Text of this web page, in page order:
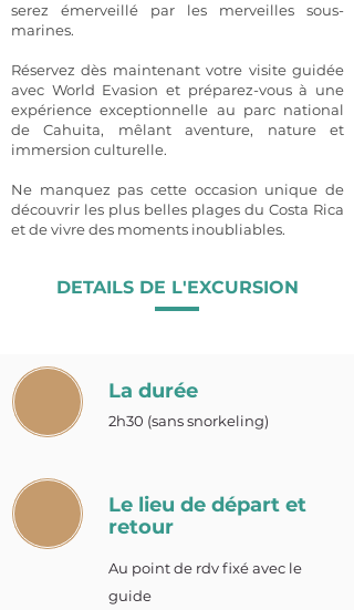
serez émerveillé par les merveilles sous-
marines.
Réservez dès maintenant votre visite guidée
avec World Evasion et préparez-vous à une
expérience exceptionnelle au parc national
de Cahuita, mêlant aventure, nature et
immersion culturelle.
Ne manquez pas cette occasion unique de
découvrir les plus belles plages du Costa Rica
et de vivre des moments inoubliables.
DETAILS DE L'EXCURSION
La durée
2h30 (sans snorkeling)
Le lieu de départ et
retour
Au point de rdv fixé avec le
guide